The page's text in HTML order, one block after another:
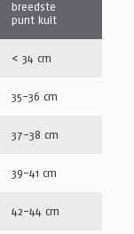
breedste
punt kuit
< 34 cm
35-36 cm
37-38 cm
39-41 cm
42-44 cm